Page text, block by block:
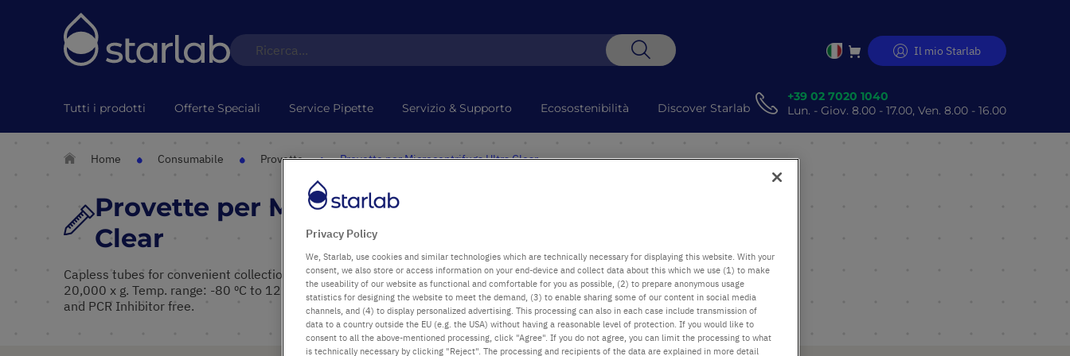
Salta
Il mio Starlab
Tutti i prodotti Offerte Speciali Service Pipette Servizio & Supporto Ecosostenibilità Discover Starlab
+39 02 7020 1040
Lun. - Giov. 8.00 - 17.00, Ven. 8.00 - 16.00
Home Consumabile Provette Provette per Microcentrifuga Ultra Clear
Provette per Microcentrifuga Ultra
Clear
Capless tubes for convenient collection of fractions or mix reagents. Rated to over
20,000 x g. Temp. range: -80 ºC to 121 ºC. Autoclavable. Certified RNase, DNase, DNA
and PCR Inhibitor free.
Privacy Policy
We, Starlab, use cookies and similar technologies which are technically necessary for displaying this website. With your
consent, we also store or access information on your end-device and collect data about this which we use (1) to make
the useability of our website as functional and comfortable for you as possible, (2) to prepare anonymous usage
statistics for designing the website to meet the demand, (3) to enable sharing some of our content in social media
channels, and (4) to display personalized advertising. This processing can also in each case include transmission of
data to a country outside the EU (e.g. the USA) without having a reasonable level of protection. If you would like to
consent to all the above-mentioned processing, click "Agree". If you do not agree, you can limit the processing to what
is technically necessary by clicking "Reject". The processing and recipients of the data are explained in more detail